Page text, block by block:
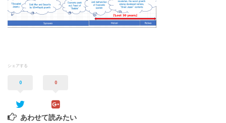
シェアする
0 0
あわせて読みたい